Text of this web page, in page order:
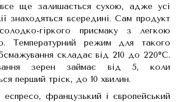
все ще залишається сухою, адже усі
знаходяться всередині. Сам продукт
гіркого присмаку з легкою
Температурний режим для такого
складає від 210 до 220⁰С.
зерен займає від 5, коли
перший тріск, до 10 хвилин.
французький і європейський